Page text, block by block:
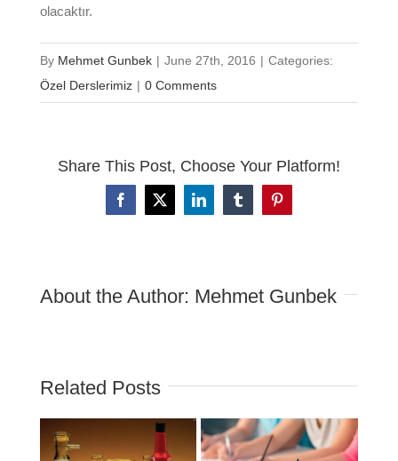
olacaktır.
By Mehmet Gunbek | June 27th, 2016 | Categories:
Özel Derslerimiz | 0 Comments
Share This Post, Choose Your Platform!
Facebook
X LinkedInTumblrPinterest
About the Author: Mehmet Gunbek
Related Posts